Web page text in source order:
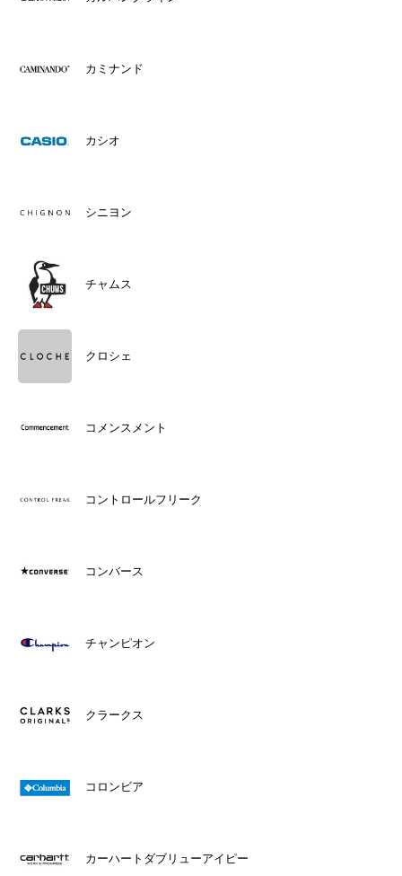
カミナンド
カシオ
シニヨン
チャムス
クロシェ
コメンスメント
コントロールフリーク
コンバース
チャンピオン
クラークス
コロンビア
カーハートダブリューアイピー